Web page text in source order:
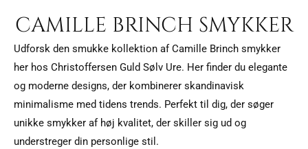
CAMILLE BRINCH SMYKKER
Udforsk den smukke kollektion af Camille Brinch smykker
her hos Christoffersen Guld Sølv Ure. Her finder du elegante
og moderne designs, der kombinerer skandinavisk
minimalisme med tidens trends. Perfekt til dig, der søger
unikke smykker af høj kvalitet, der skiller sig ud og
understreger din personlige stil.